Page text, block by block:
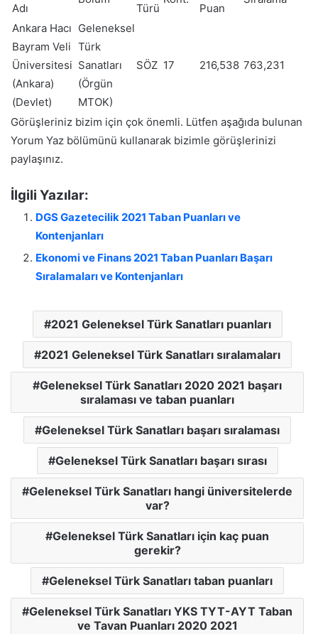
Adı Türü Puan
Ankara Hacı
Bayram Veli
Üniversitesi
(Ankara)
(Devlet)
Geleneksel
Türk
Sanatları
(Örgün
MTOK)
SÖZ 17 216,538 763,231
Görüşleriniz bizim için çok önemli. Lütfen aşağıda bulunan
Yorum Yaz bölümünü kullanarak bizimle görüşlerinizi
paylaşınız.
İlgili Yazılar:
DGS Gazetecilik 2021 Taban Puanları ve
Kontenjanları
Ekonomi ve Finans 2021 Taban Puanları Başarı
Sıralamaları ve Kontenjanları
2021 Geleneksel Türk Sanatları puanları
2021 Geleneksel Türk Sanatları sıralamaları
Geleneksel Türk Sanatları 2020 2021 başarı
sıralaması ve taban puanları
Geleneksel Türk Sanatları başarı sıralaması
Geleneksel Türk Sanatları başarı sırası
Geleneksel Türk Sanatları hangi üniversitelerde
var?
Geleneksel Türk Sanatları için kaç puan
gerekir?
Geleneksel Türk Sanatları taban puanları
Geleneksel Türk Sanatları YKS TYT-AYT Taban
ve Tavan Puanları 2020 2021